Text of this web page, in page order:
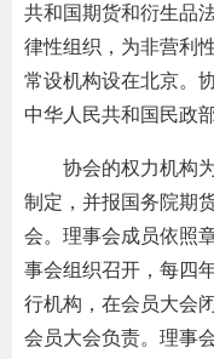
共和国期货和衍生品
律性组织，为非营利
常设机构设在北京。
中华人民共和国民政
协会的权力机构
制定，并报国务院期
会。理事会成员依照
事会组织召开，每四
行机构，在会员大会
会员大会负责。理事
期
货
公
投
诉
理